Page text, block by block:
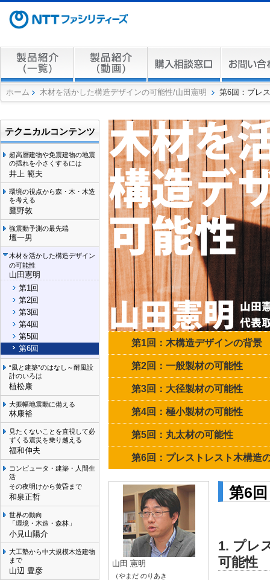
ホーム 木材を活かした構造デザインの可能性/山田憲明 第6回：プレ
テクニカルコンテンツ
超高層建物や免震建物の地震
の揺れを小さくするには
井上 範夫
環境の視点から森・木・木造
を考える
鷹野敦
強震動予測の最先端
壇一男
木材を活かした構造デザイン
の可能性
山田憲明
第1回
第2回
第3回
第4回
第5回
第6回
“風と建築”のはなし～耐風設
計のいろは
植松康
大振幅地震動に備える
林康裕
見たくないことを直視して必
ずくる震災を乗り越える
福和伸夫
コンピュータ・建築・人間生
活
その夜明けから黄昏まで
和泉正哲
世界の動向
「環境・木造・森林」
小見山陽介
大工塾から中大規模木造建物
まで
山辺 豊彦
第1回：木構造デザインの背景
第2回：一般製材の可能性
第3回：大径製材の可能性
第4回：極小製材の可能性
第5回：丸太材の可能性
第6回：プレストレスト木構造
山田 憲明
（やまだ のりあき
第6
1. プレ
可能性